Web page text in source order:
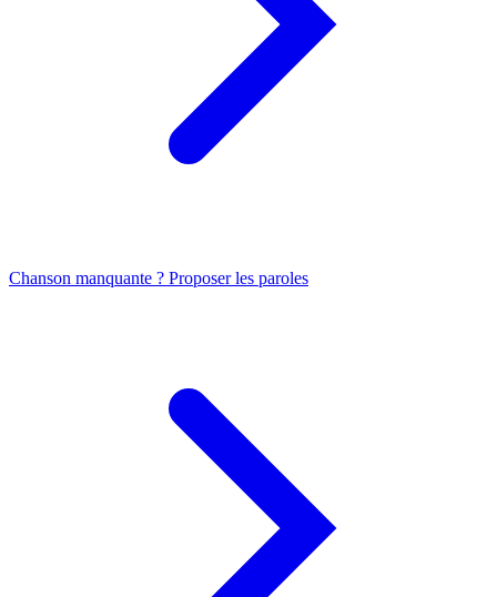
Chanson manquante ? Proposer les paroles